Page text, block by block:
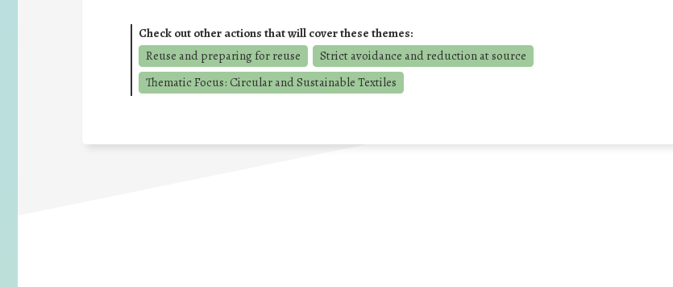
Check out other actions that will cover these themes:
Reuse and preparing for reuse
Strict avoidance and reduction at source
Thematic Focus: Circular and Sustainable Textiles